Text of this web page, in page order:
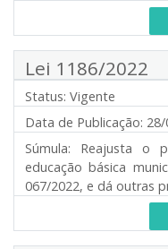
Lei 1186/2022
Status: Vigente
Data de Publicação:
Súmula: Reajusta o
educação básica
067/2022, e dá outras